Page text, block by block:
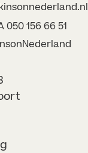
050 156 66 51